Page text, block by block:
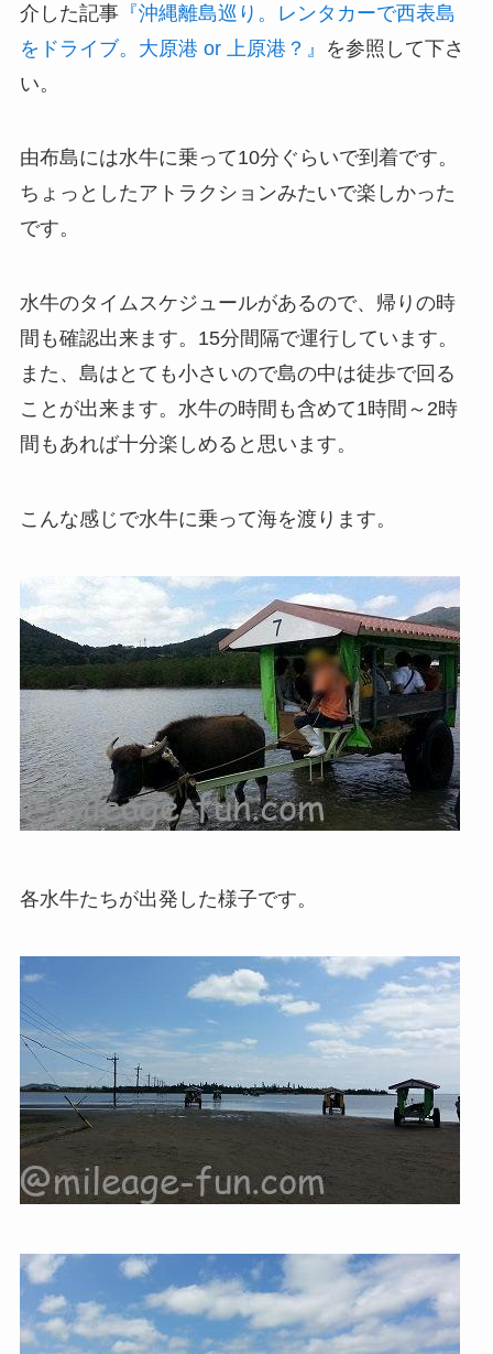
介した記事『沖縄離島巡り。レンタカーで西表島
をドライブ。大原港 or 上原港？』
を参照して下さ
い。
由布島には水牛に乗って10分ぐらいで到着です。
ちょっとしたアトラクションみたいで楽しかった
です。
水牛のタイムスケジュールがあるので、帰りの時
間も確認出来ます。15分間隔で運行しています。
また、島はとても小さいので島の中は徒歩で回る
ことが出来ます。水牛の時間も含めて1時間～2時
間もあれば十分楽しめると思います。
こんな感じで水牛に乗って海を渡ります。
各水牛たちが出発した様子です。